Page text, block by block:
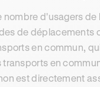
nombre d'usagers de
de déplacements
en commun,
transports en
est directement